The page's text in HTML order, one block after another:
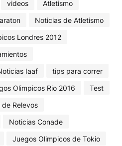
videos
Atletismo
Noticias de Atletismo
Londres 2012
Iaaf
tips para correr
Olimpicos Rio 2016
Test
de Relevos
Noticias Conade
Juegos Olimpicos de Tokio